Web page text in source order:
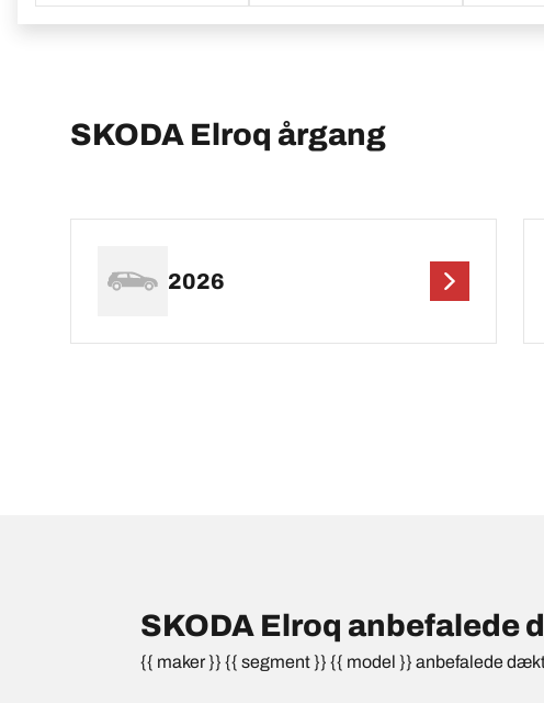
SKODA Elroq årgang
2026
SKODA Elroq
{{ maker }} {{ segment }} {{ model }} anbefalede